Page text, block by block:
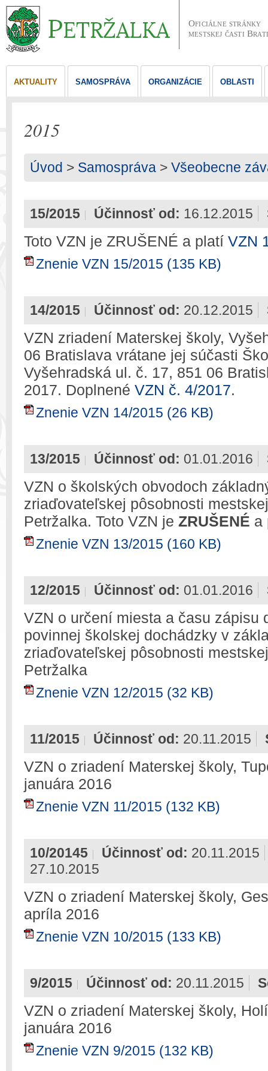
Oficiálne stránky
mestskej časti
AKTUALITY SAMOSPRÁVA ORGANIZÁCIE OBLASTI
2015
Úvod > Samospráva > Všeobecne
15/2015 Účinnosť od: 16.12.2015
Toto VZN je ZRUŠENÉ a platí VZN
Znenie VZN 15/2015 (135 KB)
14/2015 Účinnosť od: 20.12.2015
VZN zriadení Materskej školy,
06 Bratislava vrátane jej súčasti
Vyšehradská ul. č. 17, 851 06
2017. Doplnené VZN č. 4/2017.
Znenie VZN 14/2015 (26 KB)
13/2015 Účinnosť od: 01.01.2016
VZN o školských obvodoch
zriaďovateľskej pôsobnosti
Petržalka. Toto VZN je ZRUŠENÉ a
Znenie VZN 13/2015 (160 KB)
12/2015 Účinnosť od: 01.01.2016
VZN o určení miesta a času zápisu
povinnej školskej dochádzky v
zriaďovateľskej pôsobnosti
Petržalka
Znenie VZN 12/2015 (32 KB)
11/2015 Účinnosť od: 20.11.2015
VZN o zriadení Materskej školy,
januára 2016
Znenie VZN 11/2015 (132 KB)
10/20145 Účinnosť od: 20.11.2015
27.10.2015
VZN o zriadení Materskej školy,
apríla 2016
Znenie VZN 10/2015 (133 KB)
9/2015 Účinnosť od: 20.11.2015
VZN o zriadení Materskej školy,
januára 2016
Znenie VZN 9/2015 (132 KB)